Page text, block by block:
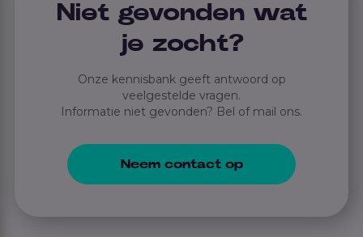
Niet gevonden wat
je zocht?
Onze kennisbank geeft antwoord op
veelgestelde vragen.
Informatie niet gevonden? Bel of mail ons.
Neem contact op